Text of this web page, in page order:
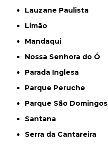
Lauzane Paulista
Limão
Mandaqui
Nossa Senhora do Ó
Parada Inglesa
Parque Peruche
Parque São Domingos
Santana
Serra da Cantareira